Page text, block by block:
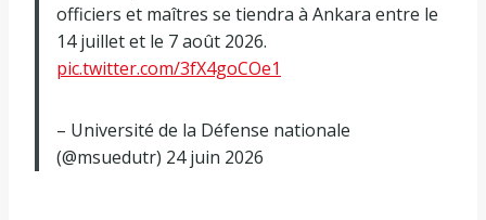
officiers et maîtres se tiendra à Ankara entre le
14 juillet et le 7 août 2026.
pic.twitter.com/3fX4goCOe1
– Université de la Défense nationale
(@msuedutr) 24 juin 2026